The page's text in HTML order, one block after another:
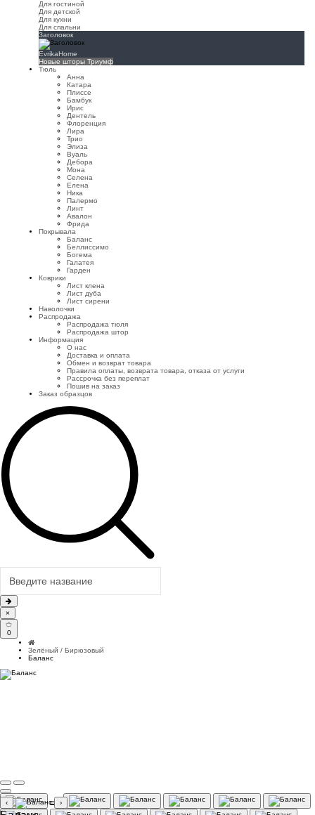
Для гостиной
Для детской
Для кухни
Для спальни
Заголовок
EvrikaHome
Новые шторы Триумф
Тюль
Анна
Катара
Плиссе
Бамбук
Ирис
Дентель
Флоренция
Лира
Трио
Элиза
Вуаль
Дебора
Мона
Селена
Елена
Ника
Палермо
Линт
Авалон
Фрида
Покрывала
Баланс
Беллиссимо
Богема
Галатея
Гарден
Коврики
Лист клена
Лист дуба
Лист сирени
Наволочки
Распродажа
Распродажа тюля
Распродажа штор
Информация
О нас
Доставка и оплата
Обмен и возврат товара
Правила оплаты, возврата товара, отказа от услуги
Рассрочка без переплат
Пошив на заказ
Заказ образцов
×
0
Зелёный / Бирюзовый
Баланс
‹ ›